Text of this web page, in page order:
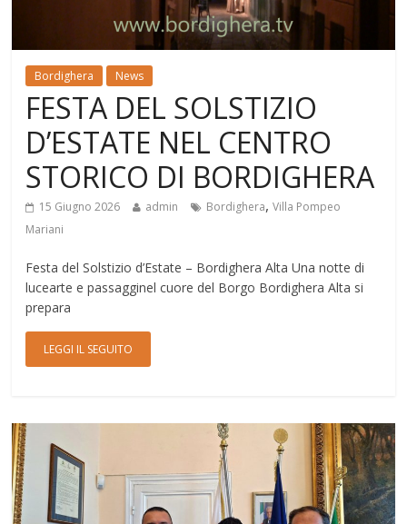
Bordighera News
FESTA DEL SOLSTIZIO
D’ESTATE NEL CENTRO
STORICO DI BORDIGHERA
15 Giugno 2026 admin Bordighera,Villa Pompeo
Mariani
Festa del Solstizio d’Estate – Bordighera Alta Una notte di
lucearte e passagginel cuore del Borgo Bordighera Alta si
prepara
LEGGI IL SEGUITO